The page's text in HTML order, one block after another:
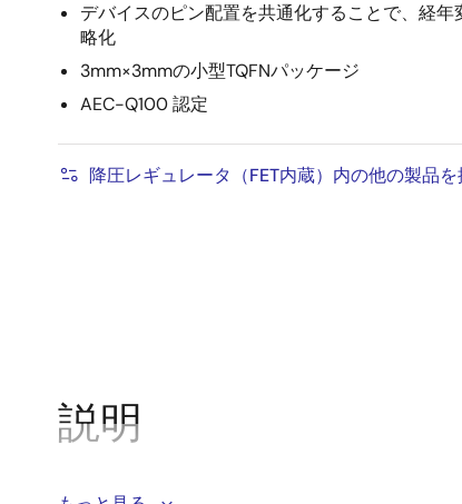
デバイスのピン配置を共通化することで、経
略化
3mm×3mmの小型TQFNパッケージ
AEC-Q100 認定
降圧レギュレータ（FET内蔵）内の他の製品を
説明